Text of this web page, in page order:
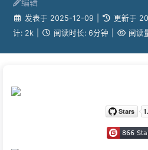
编辑
发表于 2025-12-09 更新于
计: 2k 阅读时长: 6分钟 阅读